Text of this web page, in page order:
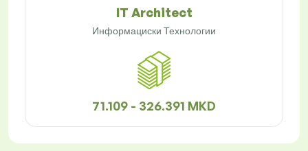
IT Architect
Информациски Технологии
71.109 - 326.391 MKD